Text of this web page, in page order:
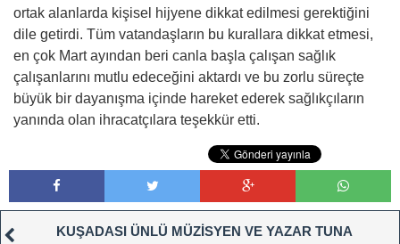
ortak alanlarda kişisel hijyene dikkat edilmesi gerektiğini
dile getirdi. Tüm vatandaşların bu kurallara dikkat etmesi,
en çok Mart ayından beri canla başla çalışan sağlık
çalışanlarını mutlu edeceğini aktardı ve bu zorlu süreçte
büyük bir dayanışma içinde hareket ederek sağlıkçıların
yanında olan ihracatçılara teşekkür etti.
KUŞADASI ÜNLÜ MÜZİSYEN VE YAZAR TUNA